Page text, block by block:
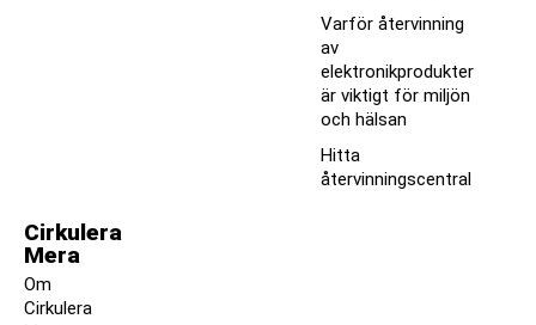
Varför återvinning
av
elektronikprodukter
är viktigt för miljön
och hälsan
Hitta
återvinningscentral
Cirkulera
Mera
Om
Cirkulera